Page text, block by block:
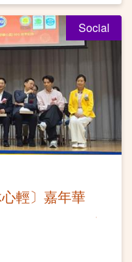
Social
輕〕嘉年華